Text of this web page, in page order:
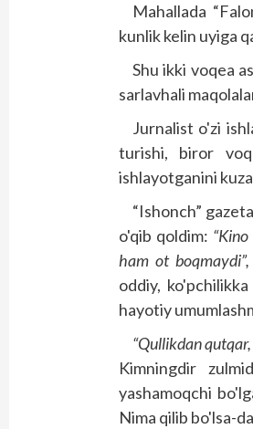
Mahallada
kunlik kelin uyiga
Shu ikki voqea
sarlavhali
Jurnalist o'zi
turishi, biror
ishlayotganini
“Ishonch”
o'qib qoldim:
ham ot
oddiy,
hayotiy
“Qullikdan
Kimningdir
yashamoqchi
Nima qilib bo'lsa-